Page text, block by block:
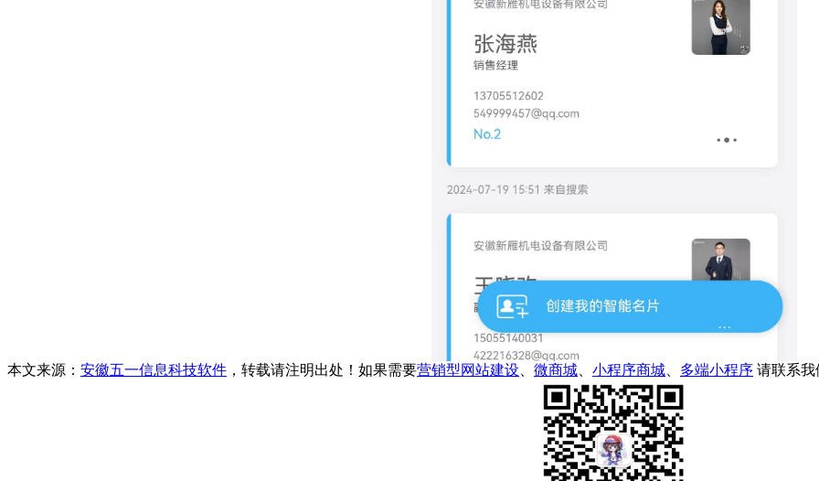
本文来源： 安徽五一信息科技软件 ，转载请注明出处！如果需要营销型网站建设 微商城 小程序商城 多端小程序 请联系我